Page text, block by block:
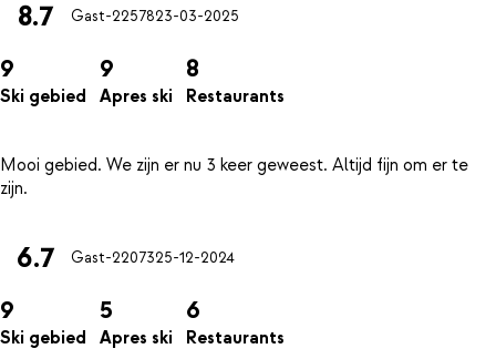
8.7 Gast-2257823-03-2025
9
Ski gebied
9
Apres ski
8
Restaurants
Mooi gebied. We zijn er nu 3 keer geweest. Altijd fijn om er te
6.7 Gast-2207325-12-2024
9
Ski gebied
5
Apres ski
6
Restaurants